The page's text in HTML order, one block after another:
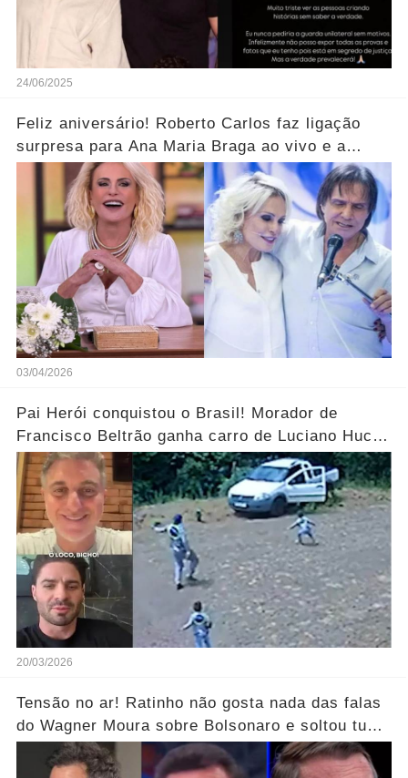
24/06/2025
Feliz aniversário! Roberto Carlos faz ligação
surpresa para Ana Maria Braga ao vivo e a
parabeniza pelo aniversário..... Ver mais
03/04/2026
Pai Herói conquistou o Brasil! Morador de
Francisco Beltrão ganha carro de Luciano Huck
após vídeo dos filhos viralizar.... Ver mais
20/03/2026
Tensão no ar! Ratinho não gosta nada das falas
do Wagner Moura sobre Bolsonaro e soltou tudo
sem filtro.... Veja o vídeo